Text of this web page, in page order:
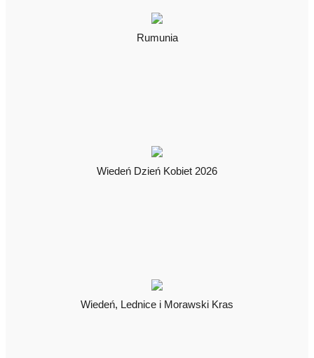
Rumunia
Wiedeń Dzień Kobiet 2026
Wiedeń, Lednice i Morawski Kras